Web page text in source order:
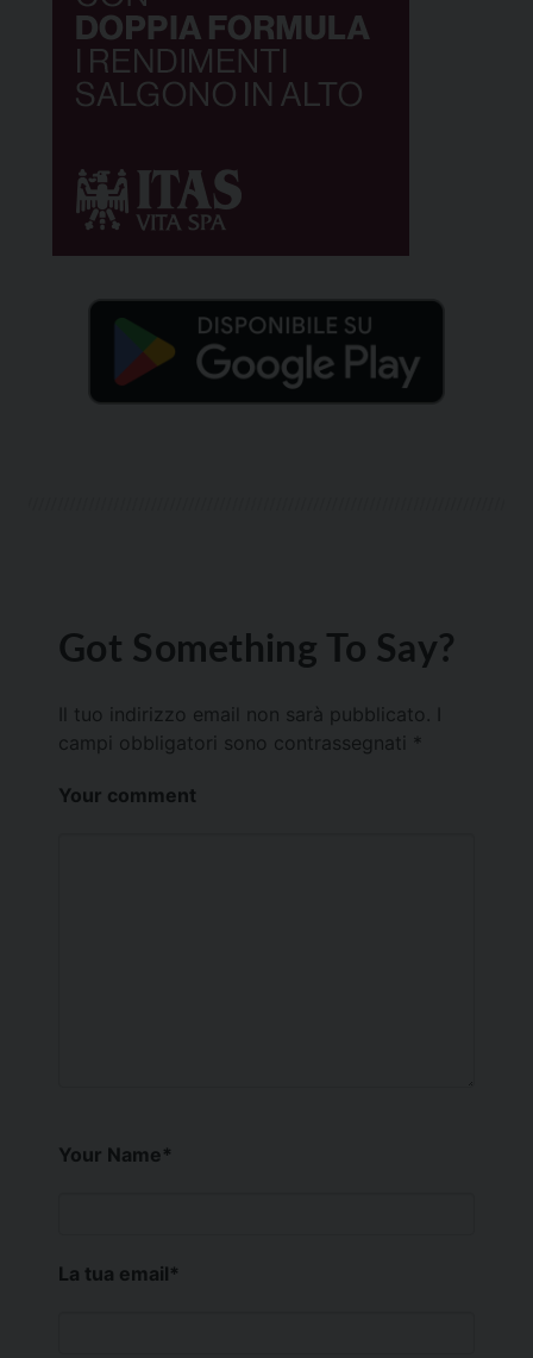
Got Something To Say?
Il tuo indirizzo email non sarà pubblicato.
campi obbligatori sono contrassegnati *
Your comment
Your Name*
La tua email*